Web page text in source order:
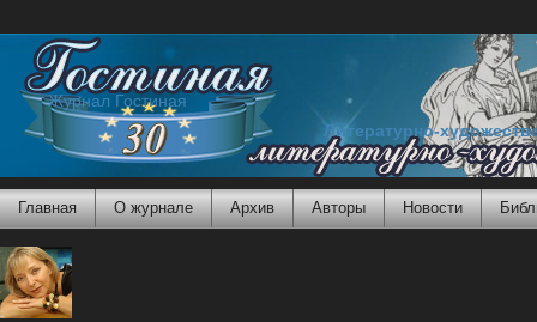
Журнал Гостиная
Литературно-
Главная О журнале Архив Авторы Новости